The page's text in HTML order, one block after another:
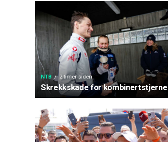
NTB 2 timer siden
Skrekkskade for kombinertstjerne